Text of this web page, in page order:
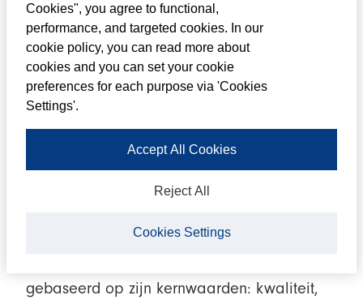
legendarische pick-up van dichtbij te
bekijken – een model dat nieuwe wegen
inslaat met een modellengamma dat voor
het eerst ook een volledig elektrische
De introductie van de volledig nieuwe Hilux
bouwt voort op een erfgoed van meer dan
verkochte exemplaren wereldwijd. Door de
gebaseerd op zijn kernwaarden: kwaliteit,
Cookies", you agree to functional,
performance, and targeted cookies. In our
cookie policy, you can read more about
cookies and you can set your cookie
preferences for each purpose via 'Cookies
Settings'.
Reject All
Accept All Cookies
Cookies Settings